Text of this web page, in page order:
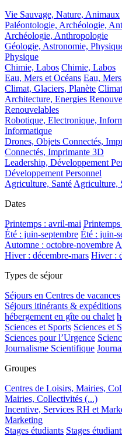
Vie Sauvage, Nature, Animaux
Paléontologie, Archéologie,
Archéologie, Anthropologie
Géologie, Astronomie,
Physique
Chimie, Labos Chimie, Labos
Eau, Mers et Océans Eau,
Climat, Glaciers, Planète
Architecture, Energies
Renouvelables
Robotique, Electronique,
Informatique
Drones, Objets Connectés,
Connectés, Imprimante 3D
Leadership, Développement
Développement Personnel
Agriculture, Santé Agriculture,
Dates
Printemps : avril-mai
Été : juin-septembre Été : juin-
Automne : octobre-novembre
Hiver : décembre-mars Hiver :
Types de séjour
Séjours en Centres de vacances
Séjours itinérants & expéditions
hébergement en gîte ou chalet
Sciences et Sports Sciences et
Sciences pour l’Urgence
Journalisme Scientifique
Groupes
Centres de Loisirs, Mairies,
Mairies, Collectivités (...)
Incentive, Services RH et
Marketing
Stages étudiants Stages